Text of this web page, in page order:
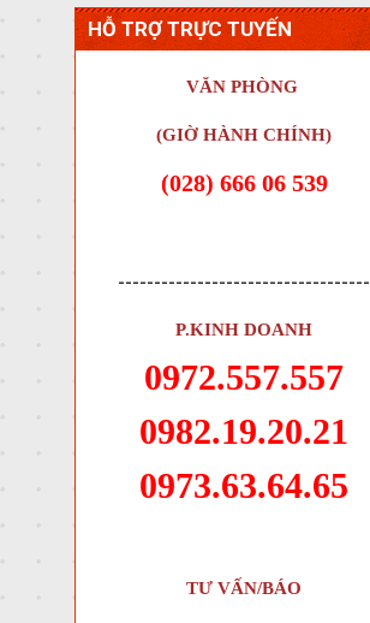
HỖ TRỢ TRỰC TUYẾN
VĂN PHÒNG
(GIỜ HÀNH CHÍNH)
(028) 666 06 539
-----------------------------------
P.KINH DOANH
0972.557.557
0982.19.20.21
0973.63.64.65
TƯ VẤN/BÁO